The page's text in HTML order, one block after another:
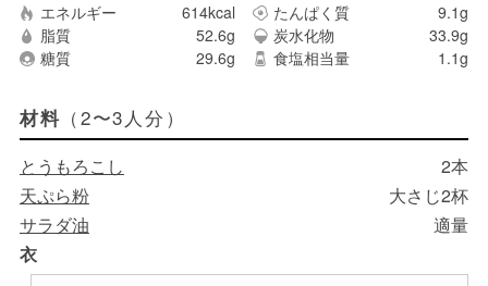
エネルギー 614kcal たんぱく質
9.1g
脂質
52.6g 炭水化物
33.9g
糖質
29.6g 食塩相当量 1.1g
材料 （2〜3人分）
とうもろこし
2本
天ぷら粉
大さじ2杯
サラダ油
適量
衣